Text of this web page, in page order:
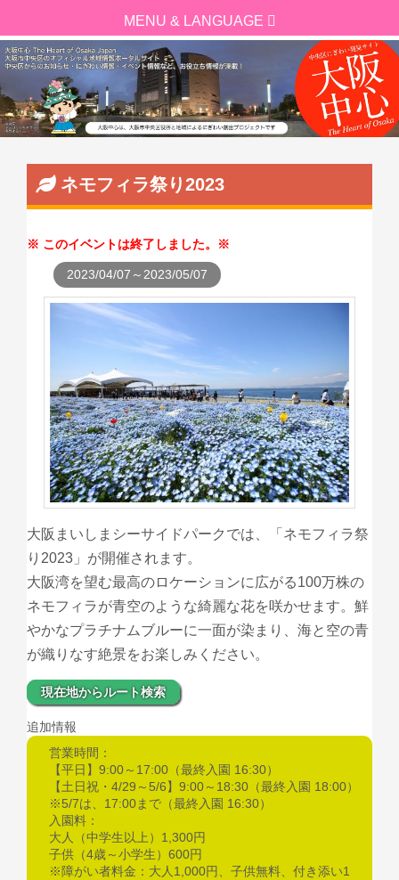
ネモフィラ祭り2023
このイベントは終了しました。
2023/04/07～2023/05/07
大阪まいしまシーサイドパークでは、「ネモフィラ祭
り2023」が開催されます。
大阪湾を望む最高のロケーションに広がる100万株の
ネモフィラが青空のような綺麗な花を咲かせます。鮮
やかなプラチナムブルーに一面が染まり、海と空の青
が織りなす絶景をお楽しみください。
現在地からルート検索
追加情報
営業時間：
【平日】9:00～17:00（最終入園 16:30）
【土日祝・4/29～5/6】9:00～18:30（最終入園 18:00）
※5/7は、17:00まで（最終入園 16:30）
入園料：
大人（中学生以上）1,300円
子供（4歳～小学生）600円
※障がい者料金：大人1,000円、子供無料、付き添い1